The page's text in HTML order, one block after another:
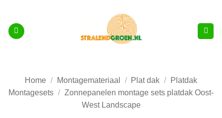
inhoud
Home / Montagemateriaal / Plat dak /
Platdak
Montagesets / Zonnepanelen montage sets platdak Oost-
West Landscape